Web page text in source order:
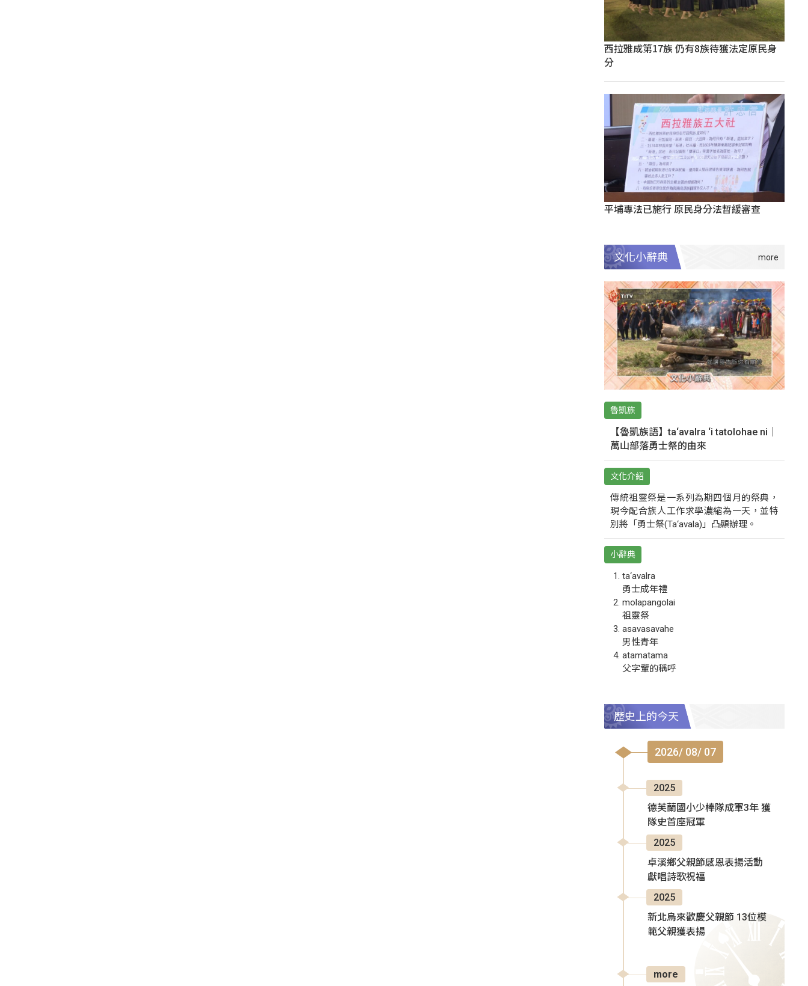
西拉雅成第17族 仍有8族待獲法定原民身
分
平埔專法已施行 原民身分法暫緩審查
文化小辭典
魯凱族
【魯凱族語】ta‘avalra ‘i tatolohae ni｜
萬山部落勇士祭的由來
文化介紹
傳統祖靈祭是一系列為期四個月的祭典，
現今配合族人工作求學濃縮為一天，並特
別將「勇士祭(Ta‘avala)」凸顯辦理。
小辭典
ta‘avalra
勇士成年禮
molapangolai
祖靈祭
asavasavahe
男性青年
atamatama
父字輩的稱呼
歷史上的今天
2026/ 08/ 07
2025
德芙蘭國小少棒隊成軍3年 獲
隊史首座冠軍
2025
卓溪鄉父親節感恩表揚活動
獻唱詩歌祝福
2025
新北烏來歡慶父親節 13位模
範父親獲表揚
more